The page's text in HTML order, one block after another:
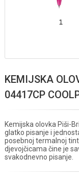
KEMIJSKA
04417CP
Kemijska olovka Piši-
glatko pisanje i
posebnoj termalnoj
djevojčicama čine je
svakodnevno pisanje.